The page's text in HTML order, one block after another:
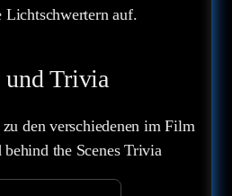
auf.
Trivia
den verschiedenen im Film
behind the Scenes Trivia